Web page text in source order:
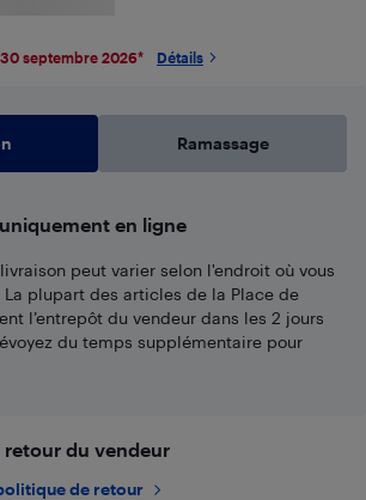
30 septembre 2026* Détails
Ramassage
en ligne
peut varier selon l'endroit où vous
La plupart des articles de la Place de
l’entrepôt du vendeur dans les 2 jours
du temps supplémentaire pour
retour du vendeur
de retour